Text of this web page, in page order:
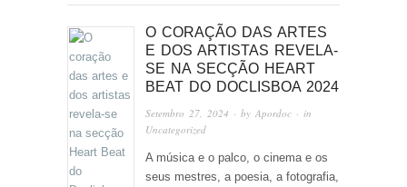
O CORAÇÃO DAS ARTES
E DOS ARTISTAS REVELA-
SE NA SECÇÃO HEART
BEAT DO DOCLISBOA 2024
Setembro 27, 2024 · byApordoc · in
Uncategorized
A música e o palco, o cinema e os
seus mestres, a poesia, a fotografia,